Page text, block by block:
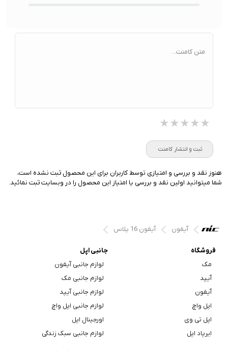
متن کامنت...
★★★★★
★★★★★
★★★★★
ثبت و انتشار کامنت
هنوز نقد و بررسی و امتیازی توسط کاربران برای این محصول ثبت نشده است،
شما میتوانید اولین نقد و بررسی یا امتیاز این محصول را در وبسایت ثبت نمائید.
آیفون آیفون 16 پلاس
فروشگاه
مک
آیپد
آیفون
اپل واچ
اپل تی وی
ایرپاد اپل
جانبی اپل
لوازم جانبی آیفون
لوازم جانبی مک
لوازم جانبی آیپد
لوازم جانبی اپل واچ
اورجینال اپل
لوازم جانبی سبک زندگی